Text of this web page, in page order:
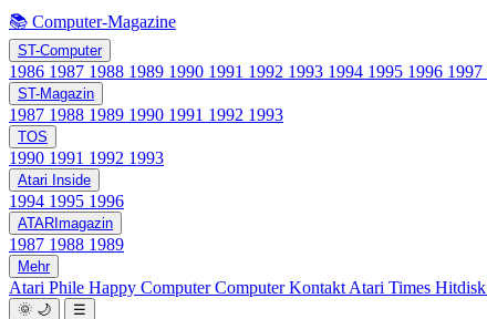
📚 Computer-Magazine
ST-Computer
1986 1987 1988 1989 1990 1991 1992 1993 1994 1995 1996 1997
ST-Magazin
1987 1988 1989 1990 1991 1992 1993
TOS
1990 1991 1992 1993
Atari Inside
1994 1995 1996
ATARImagazin
1987 1988 1989
Mehr
Atari Phile Happy ComputerComputer Kontakt Atari Times Hitdisk
🌞 🌙
☰